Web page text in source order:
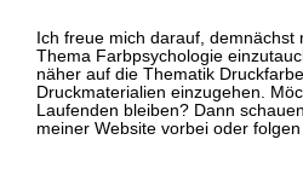
Ich freue mich darauf, demnächst
Thema Farbpsychologie
näher auf die Thematik
Druckmaterialien einzugehen.
Laufenden bleiben? Dann
meiner Website vorbei oder